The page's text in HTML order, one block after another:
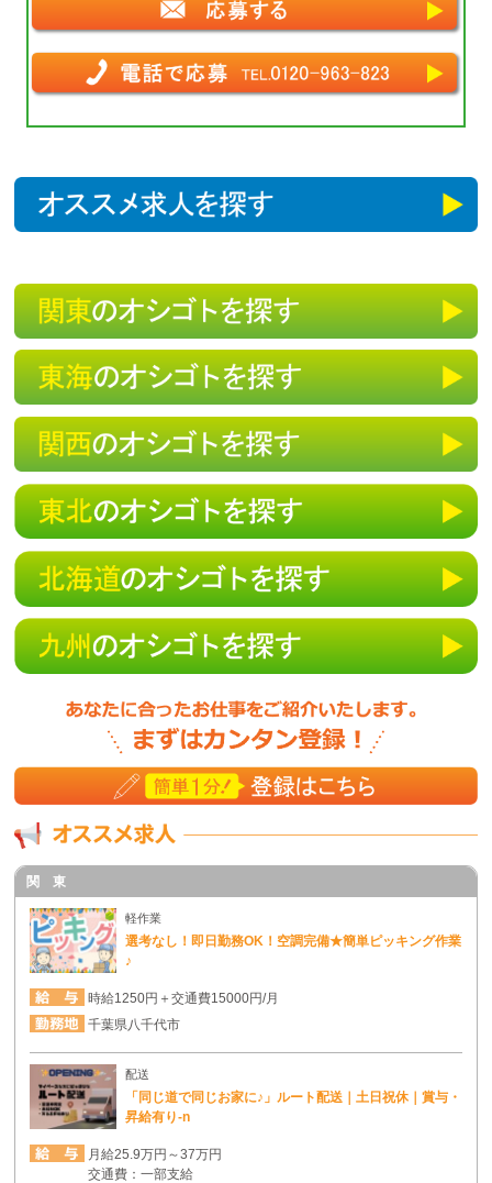
関 東
軽作業
選考なし！即日勤務OK！空調完備★簡単ピッキング作業
♪
時給1250円＋交通費15000円/月
千葉県八千代市
配送
「同じ道で同じお家に♪」ルート配送｜土日祝休｜賞与・
昇給有り-n
月給25.9万円～37万円
交通費：一部支給